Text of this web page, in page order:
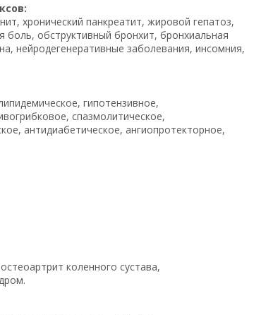
хронический панкреатит, жировой гепатоз,
боль, обструктивный бронхит, бронхиальная
нейродегенеративные заболевания, инсомния,
гипотензивное,
спазмолитическое,
антидиабетическое, ангиопротекторное,
коленного сустава,